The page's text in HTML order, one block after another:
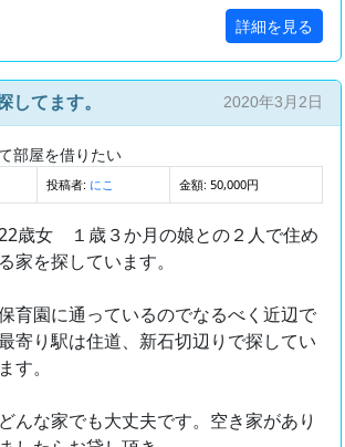
詳細を見る
してます。 2020年3月2日
部屋を借りたい
投稿者: にこ 金額: 50,000円
歳女 １歳３か月の娘との２人で住め
る家を探しています。
育園に通っているのでなるべく近辺で
寄り駅は住道、新石切辺りで探してい
ます。
どんな家でも大丈夫です。空き家があり